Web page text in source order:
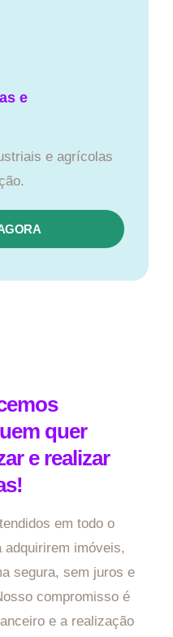
e
e agrícolas
quer
e realizar
em todo o
adquirirem imóveis,
segura, sem juros e
compromisso é
e a realização